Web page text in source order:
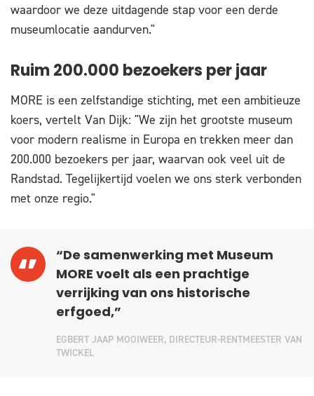
waardoor we deze uitdagende stap voor een derde
museumlocatie aandurven."
Ruim 200.000 bezoekers per jaar
MORE is een zelfstandige stichting, met een ambitieuze
koers, vertelt Van Dijk: "We zijn het grootste museum
voor modern realisme in Europa en trekken meer dan
200.000 bezoekers per jaar, waarvan ook veel uit de
Randstad. Tegelijkertijd voelen we ons sterk verbonden
met onze regio."
“De samenwerking met Museum
MORE voelt als een prachtige
verrijking van ons historische
erfgoed,”
EGBERT JAAP MOOIWEER, DIRECTEUR-RENTMEESTER VAN
TWICKEL